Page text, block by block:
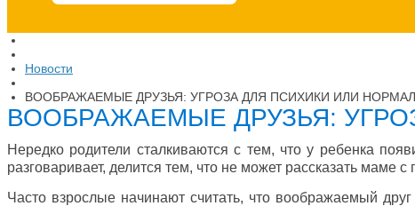
Новости
ВООБРАЖАЕМЫЕ ДРУЗЬЯ: УГРОЗА ДЛЯ ПСИХИКИ ИЛИ
ВООБРАЖАЕМЫЕ ДРУЗЬЯ:
Нередко родители сталкиваются с тем, что у ребенка
разговаривает, делится тем, что не может рассказать маме
Часто взрослые начинают считать, что воображаемый